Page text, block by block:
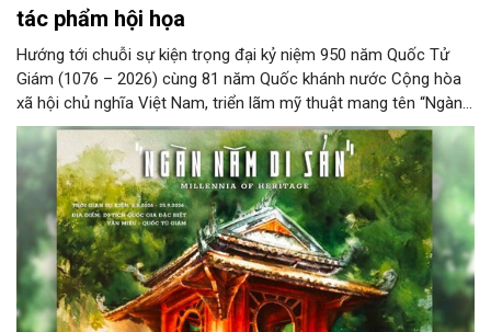
tác phẩm hội họa
Hướng tới chuỗi sự kiện trọng đại kỷ niệm 950 năm Quốc Tử
Giám (1076 – 2026) cùng 81 năm Quốc khánh nước Cộng hòa
xã hội chủ nghĩa Việt Nam, triển lãm mỹ thuật mang tên “Ngàn
năm di sản” sẽ chính thức khai mạc vào ngày 8/8 tại Nhà Thái
Học, Di tích Quốc gia đặc biệt Văn Miếu – Quốc Tử Giám. Sự
kiện kéo dài đến ngày 25/9/2026 hứa hẹn trở thành điểm đến
văn hóa đầy sức hút, góp phần làm phong phú đời sống nghệ
thuật của Thủ đô trong mùa thu này.